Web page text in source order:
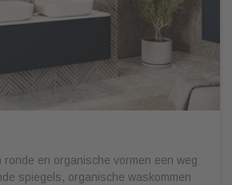
ronde en organische vormen een weg
spiegels, organische waskommen